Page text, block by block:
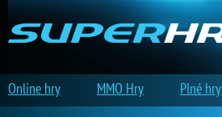
Online hry MMO Hry Plné hry